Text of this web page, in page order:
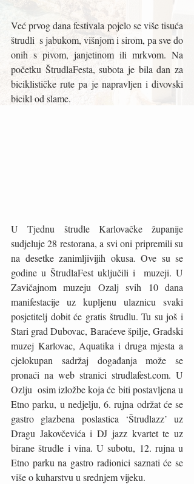
Već prvog dana festivala pojelo se više tisuća
štrudli  s jabukom, višnjom i sirom, pa sve do
onih s pivom, janjetinom ili mrkvom. Na
početku ŠtrudlaFesta, subota je bila dan za
biciklističke rute pa je napravljen i divovski
bicikl od slame.
U Tjednu štrudle Karlovačke županije
sudjeluje 28 restorana, a svi oni pripremili su
na desetke zanimljivijih okusa. Ove su se
godine u ŠtrudlaFest uključili i  muzeji. U
Zavičajnom muzeju Ozalj svih 10 dana
manifestacije uz kupljenu ulaznicu svaki
posjetitelj dobit će gratis štrudlu. Tu su još i
Stari grad Dubovac, Baraćeve špilje, Gradski
muzej Karlovac, Aquatika i druga mjesta a
cjelokupan sadržaj događanja može se
pronaći na web stranici strudlafest.com. U
Ozlju  osim izložbe koja će biti postavljena u
Etno parku, u nedjelju, 6. rujna održat će se
gastro glazbena poslastica ‘Štrudlazz’ uz
Dragu Jakovčevića i DJ jazz kvartet te uz
birane štrudle i vina. U subotu, 12. rujna u
Etno parku na gastro radionici saznati će se
više o kuharstvu u srednjem vijeku.